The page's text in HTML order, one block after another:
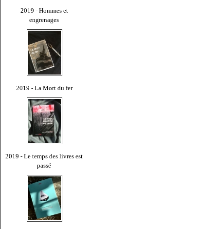
2019 - Hommes et
engrenages
2019 - La Mort du fer
2019 - Le temps des livres est
passé